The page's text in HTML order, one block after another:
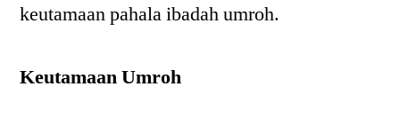
keutamaan pahala ibadah umroh.
Keutamaan Umroh